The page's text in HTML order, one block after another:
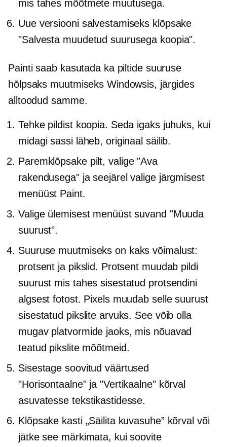
mis tahes mõõtmete muutusega.
Uue versiooni salvestamiseks klõpsake
"Salvesta muudetud suurusega koopia".
Painti saab kasutada ka piltide suuruse
hõlpsaks muutmiseks Windowsis, järgides
alltoodud samme.
Tehke pildist koopia. Seda igaks juhuks, kui
midagi sassi läheb, originaal säilib.
Paremklõpsakepilt, valige "Ava
rakendusega" ja seejärel valige järgmisest
menüüst Paint.
Valige ülemisest menüüst suvand "Muuda
suurust".
Suuruse muutmiseks on kaks võimalust:
protsent ja pikslid. Protsent muudab pildi
suurust mis tahes sisestatud protsendini
algsest fotost. Pixels muudab selle suurust
sisestatud pikslite arvuks. See võib olla
mugav platvormide jaoks, mis nõuavad
teatud pikslite mõõtmeid.
Sisestage soovitud väärtused
"Horisontaalne" ja "Vertikaalne" kõrval
asuvatesse tekstikastidesse.
Klõpsake kasti „Säilita kuvasuhe” kõrval või
jätke see märkimata, kui soovite